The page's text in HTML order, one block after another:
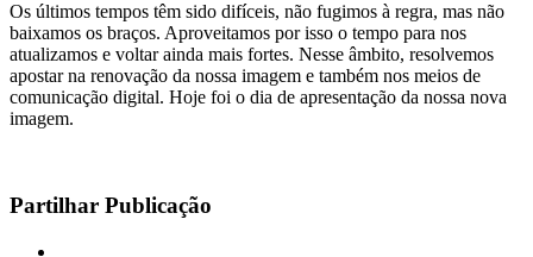
Os últimos tempos têm sido difíceis, não fugimos à regra, mas não
baixamos os braços. Aproveitamos por isso o tempo para nos
atualizamos e voltar ainda mais fortes. Nesse âmbito, resolvemos
apostar na renovação da nossa imagem e também nos meios de
comunicação digital. Hoje foi o dia de apresentação da nossa nova
imagem.
Partilhar Publicação